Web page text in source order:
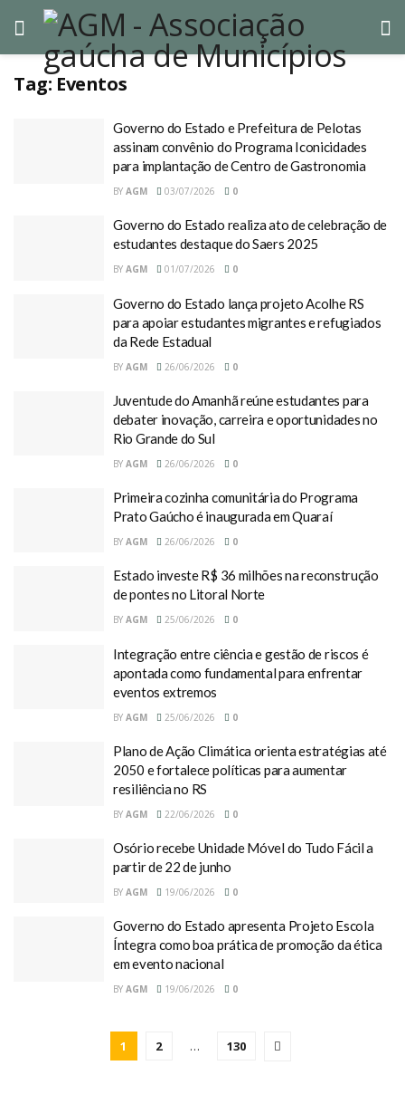
Tag: Eventos
Governo do Estado e Prefeitura de Pelotas
assinam convênio do Programa Iconicidades
para implantação de Centro de Gastronomia
BY AGM 03/07/2026 0
Governo do Estado realiza ato de celebração de
estudantes destaque do Saers 2025
BY AGM 01/07/2026 0
Governo do Estado lança projeto Acolhe RS
para apoiar estudantes migrantes e refugiados
da Rede Estadual
BY AGM 26/06/2026 0
Juventude do Amanhã reúne estudantes para
debater inovação, carreira e oportunidades no
Rio Grande do Sul
BY AGM 26/06/2026 0
Primeira cozinha comunitária do Programa
Prato Gaúcho é inaugurada em Quaraí
BY AGM 26/06/2026 0
Estado investe R$ 36 milhões na reconstrução
de pontes no Litoral Norte
BY AGM 25/06/2026 0
Integração entre ciência e gestão de riscos é
apontada como fundamental para enfrentar
eventos extremos
BY AGM 25/06/2026 0
Plano de Ação Climática orienta estratégias até
2050 e fortalece políticas para aumentar
resiliência no RS
BY AGM 22/06/2026 0
Osório recebe Unidade Móvel do Tudo Fácil a
partir de 22 de junho
BY AGM 19/06/2026 0
Governo do Estado apresenta Projeto Escola
Íntegra como boa prática de promoção da ética
em evento nacional
BY AGM 19/06/2026 0
1 2 … 130